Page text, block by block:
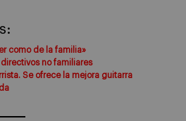
como de la familia»
no familiares
Se ofrece la mejora guitarra